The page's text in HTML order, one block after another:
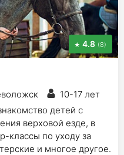
4.8 (8)
10-17 лет
детей с
верховой езде, в
классы по уходу за
и многое другое.